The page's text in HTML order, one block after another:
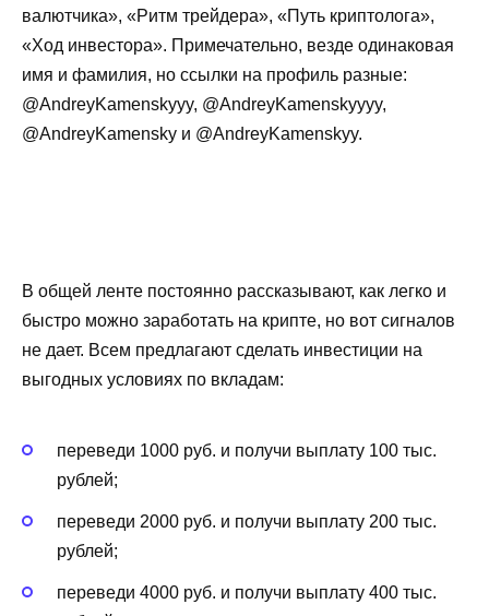
валютчика», «Ритм трейдера», «Путь криптолога»,
«Ход инвестора». Примечательно, везде одинаковая
имя и фамилия, но ссылки на профиль разные:
@AndreyKamenskyyy, @AndreyKamenskyyyy,
@AndreyKamensky и @AndreyKamenskyy.
В общей ленте постоянно рассказывают, как легко и
быстро можно заработать на крипте, но вот сигналов
не дает. Всем предлагают сделать инвестиции на
выгодных условиях по вкладам:
переведи 1000 руб. и получи выплату 100 тыс.
рублей;
переведи 2000 руб. и получи выплату 200 тыс.
рублей;
переведи 4000 руб. и получи выплату 400 тыс.